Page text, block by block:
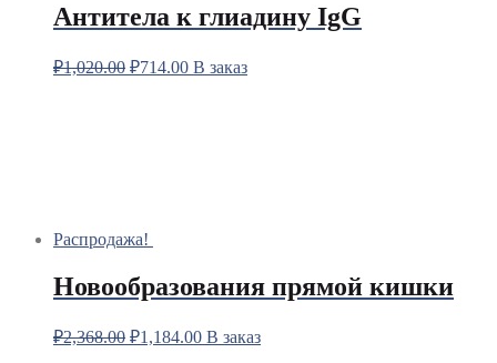
Антитела к глиадину IgG
₽1,020.00 ₽714.00 В заказ
Распродажа!
Новообразования прямой кишки
₽2,368.00 ₽1,184.00 В заказ